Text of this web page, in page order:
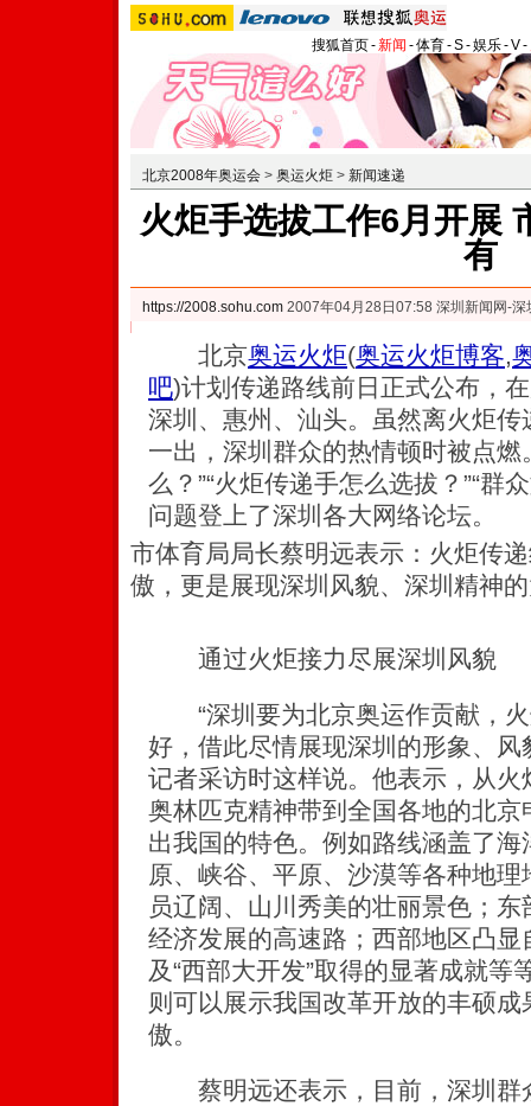
搜狐首页-新闻 -体育-S-娱乐-V-
北京2008年奥运会 > 奥运火炬 > 新闻速递
火炬手选拔工作6月开展
有
https://2008.sohu.com 2007年04月28日07:58 深圳新闻网-深
北京奥运火炬(奥运火炬博客,
吧)计划传递路线前日正式公布，
深圳、惠州、汕头。虽然离火炬
一出，深圳群众的热情顿时被点燃
么？”“火炬传递手怎么选拔？”“群
问题登上了深圳各大网络论坛。
市体育局局长蔡明远表示：火炬传
傲，更是展现深圳风貌、深圳精神
通过火炬接力尽展深圳风貌
“深圳要为北京奥运作贡献，火
好，借此尽情展现深圳的形象、风
记者采访时这样说。他表示，从
奥林匹克精神带到全国各地的北
出我国的特色。例如路线涵盖了
原、峡谷、平原、沙漠等各种地
员辽阔、山川秀美的壮丽景色；
经济发展的高速路；西部地区凸
及“西部大开发”取得的显著成就等
则可以展示我国改革开放的丰硕
傲。
蔡明远还表示，目前，深圳群